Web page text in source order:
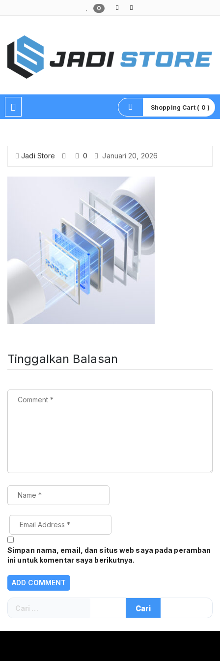
0
Shopping Cart ( 0 )
Jadi Store 0 Januari 20, 2026
Tinggalkan Balasan
Simpan nama, email, dan situs web saya pada peramban
ini untuk komentar saya berikutnya.
Cari
untuk: